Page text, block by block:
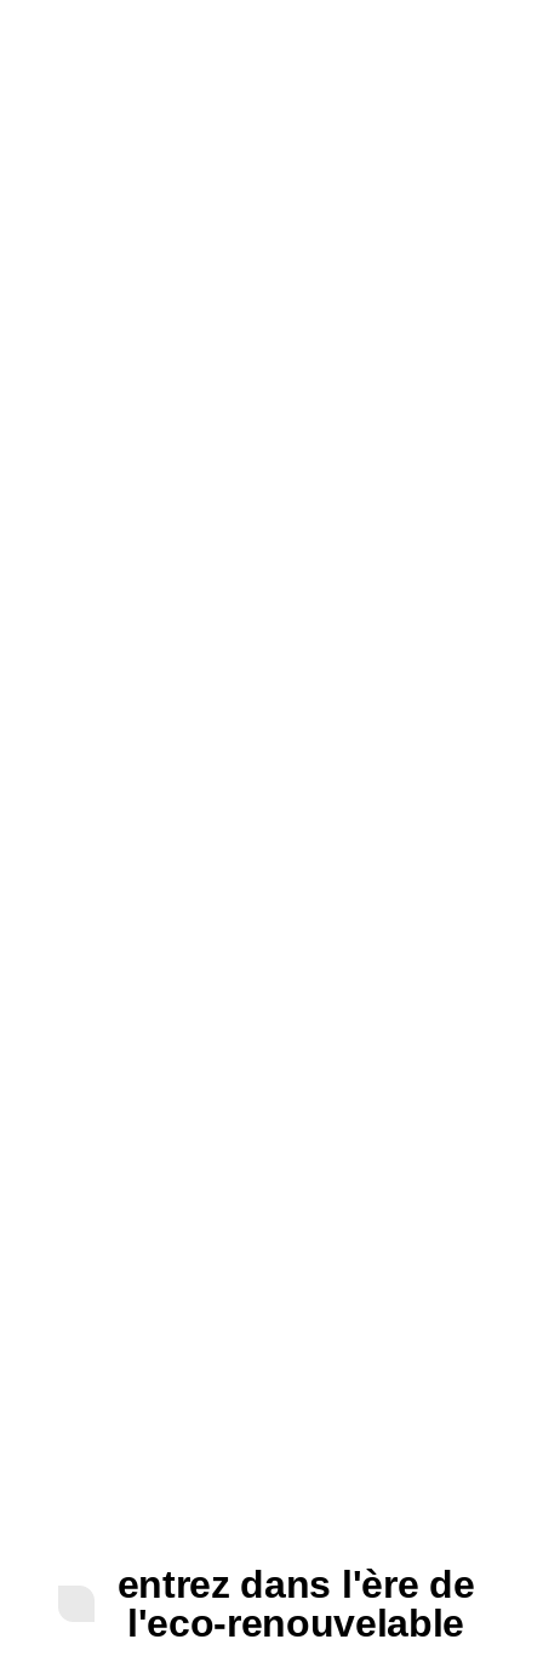
entrez dans l'ère de
l'eco-renouvelable